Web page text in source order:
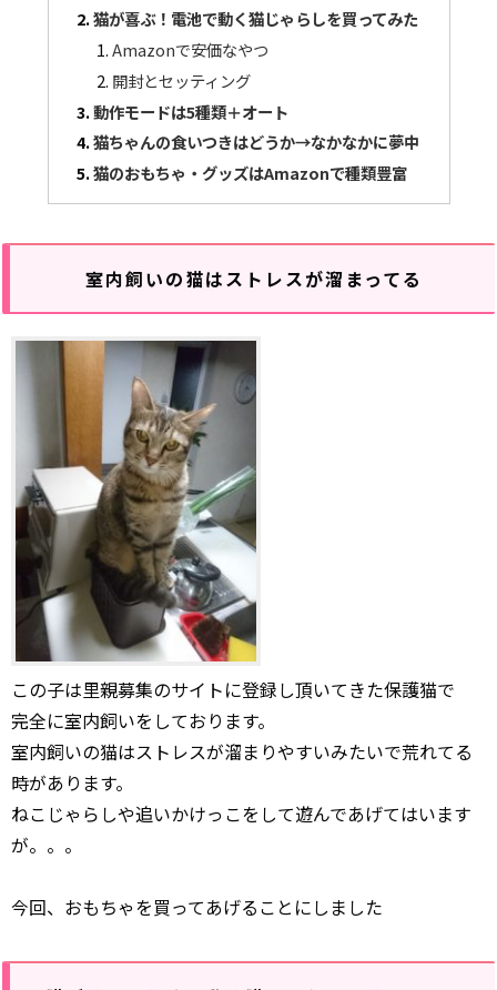
猫が喜ぶ！電池で動く猫じゃらしを買ってみた
Amazonで安価なやつ
開封とセッティング
動作モードは5種類＋オート
猫ちゃんの食いつきはどうか→なかなかに夢中
猫のおもちゃ・グッズはAmazonで種類豊富
室内飼いの猫はストレスが溜まってる
この子は里親募集のサイトに登録し頂いてきた保護猫で
完全に室内飼いをしております。
室内飼いの猫はストレスが溜まりやすいみたいで荒れてる
時があります。
ねこじゃらしや追いかけっこをして遊んであげてはいます
が。。。
今回、おもちゃを買ってあげることにしました